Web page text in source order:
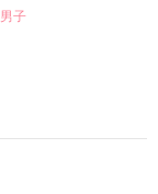
･ω･)ﾉ☆】
子
どの男子??